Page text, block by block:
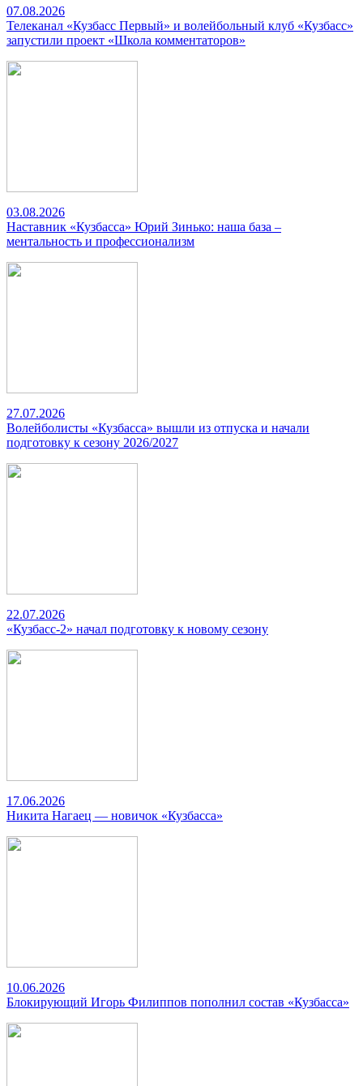
07.08.2026
Телеканал «Кузбасс Первый» и волейбольный клуб «Кузбасс»
запустили проект «Школа комментаторов»
03.08.2026
Наставник «Кузбасса» Юрий Зинько: наша база –
ментальность и профессионализм
27.07.2026
Волейболисты «Кузбасса» вышли из отпуска и начали
подготовку к сезону 2026/2027
22.07.2026
«Кузбасс-2» начал подготовку к новому сезону
17.06.2026
Никита Нагаец — новичок «Кузбасса»
10.06.2026
Блокирующий Игорь Филиппов пополнил состав «Кузбасса»